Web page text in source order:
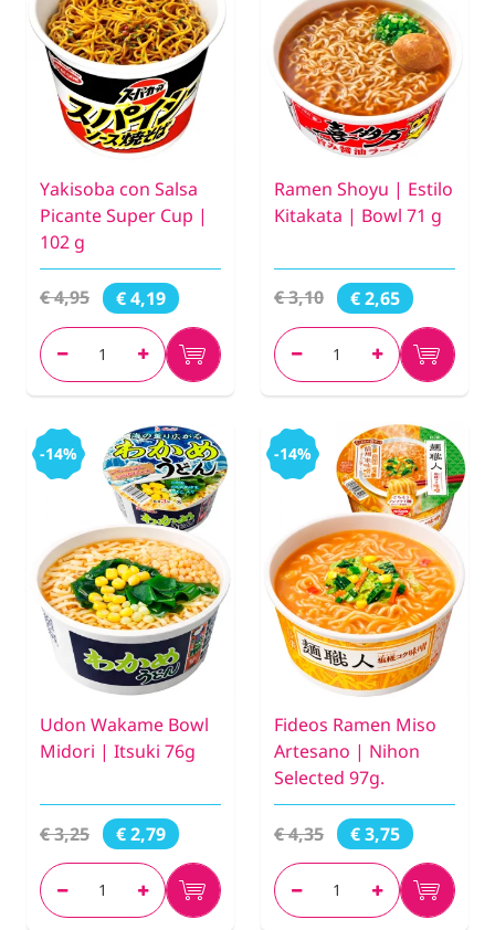
Yakisoba con Salsa
Picante Super Cup |
102 g
€ 4,95 € 4,19
Ramen Shoyu | Estilo
Kitakata | Bowl 71 g
€ 3,10 € 2,65
-14%
Udon Wakame Bowl
Midori | Itsuki 76g
€ 3,25 € 2,79
-14%
Fideos Ramen Miso
Artesano | Nihon
Selected 97g.
€ 4,35 € 3,75